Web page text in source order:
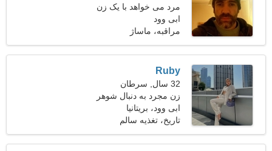
مرد می خواهد با یک زن
ملاقات کند 25-28
ابی وود
مراقبه، ماساژ
Ruby
32 سال, سرطان
زن مجرد به دنبال شوهر
ابی وود، بریتانیا
تاریخ، تغذیه سالم